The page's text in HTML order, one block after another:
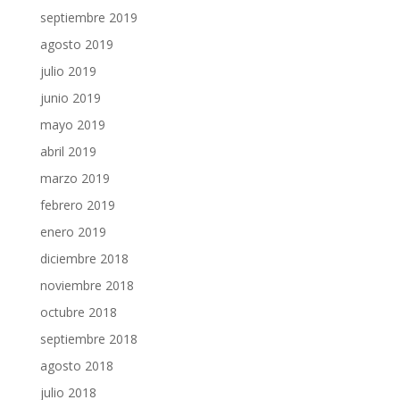
septiembre 2019
agosto 2019
julio 2019
junio 2019
mayo 2019
abril 2019
marzo 2019
febrero 2019
enero 2019
diciembre 2018
noviembre 2018
octubre 2018
septiembre 2018
agosto 2018
julio 2018